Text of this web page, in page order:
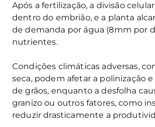
Após a fertilização, a divisão
dentro do embrião, e a planta
de demanda por água (8mm por
nutrientes.
Condições climáticas adversas,
seca, podem afetar a polinização
de grãos, enquanto a desfolha
granizo ou outros fatores, como
reduzir drasticamente a